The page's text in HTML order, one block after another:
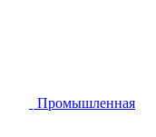
Промышленная